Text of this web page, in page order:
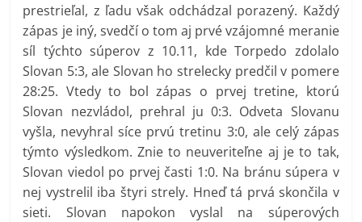
prestrieľal, z ľadu však odchádzal porazený. Každý
zápas je iný, svedčí o tom aj prvé vzájomné meranie
síl týchto súperov z 10.11, kde Torpedo zdolalo
Slovan 5:3, ale Slovan ho strelecky predčil v pomere
28:25. Vtedy to bol zápas o prvej tretine, ktorú
Slovan nezvládol, prehral ju 0:3. Odveta Slovanu
vyšla, nevyhral síce prvú tretinu 3:0, ale celý zápas
týmto výsledkom. Znie to neuveriteľne aj je to tak,
Slovan viedol po prvej časti 1:0. Na bránu súpera v
nej vystrelil iba štyri strely. Hneď tá prvá skončila v
sieti. Slovan napokon vyslal na súperových